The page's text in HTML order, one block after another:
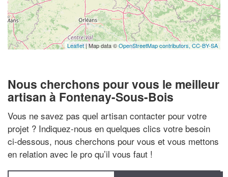
Leaflet| Map data ©OpenStreetMap contributors, CC-BY-SA
Nous cherchons pour vous le meilleur
artisan à Fontenay-Sous-Bois
Vous ne savez pas quel artisan contacter pour votre
projet ? Indiquez-nous en quelques clics votre besoin
ci-dessous, nous cherchons pour vous et vous mettons
en relation avec le pro qu’il vous faut !